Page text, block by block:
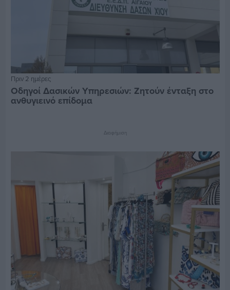
Πριν 2 ημέρες
Οδηγοί Δασικών Υπηρεσιών: Ζητούν ένταξη στο
ανθυγιεινό επίδομα
Διαφήμιση